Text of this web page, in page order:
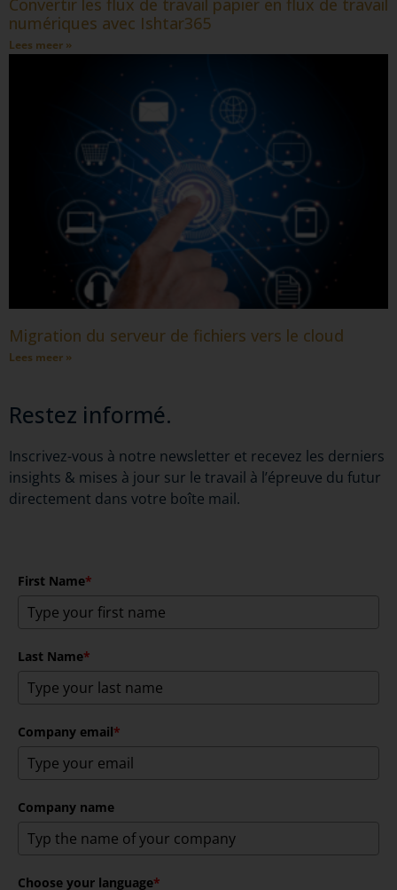
Convertir les flux de travail papier en flux de travail
numériques avec Ishtar365
Lees meer »
Migration du serveur de fichiers vers le cloud
Lees meer »
Restez informé.
Inscrivez-vous à notre newsletter et recevez les derniers
insights & mises à jour sur le travail à l’épreuve du futur
directement dans votre boîte mail.
First Name*
Last Name*
Company email*
Company name
Choose your language*